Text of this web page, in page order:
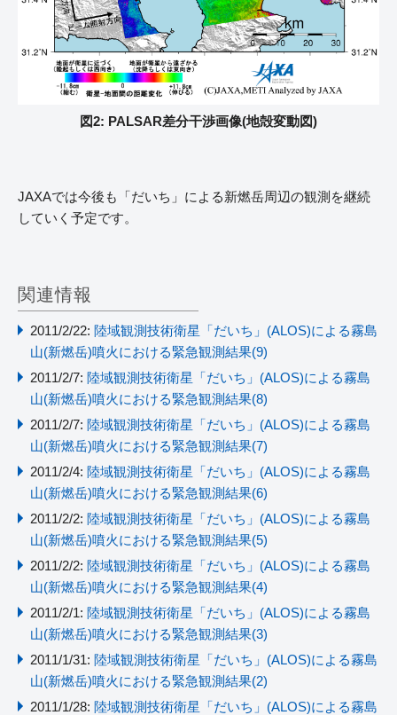
図2: PALSAR差分干渉画像(地殻変動図)
JAXAでは今後も「だいち」による新燃岳周辺の観測を継続
していく予定です。
関連情報
2011/2/22: 陸域観測技術衛星「だいち」(ALOS)による霧島
山(新燃岳)噴火における緊急観測結果(9)
2011/2/7: 陸域観測技術衛星「だいち」(ALOS)による霧島
山(新燃岳)噴火における緊急観測結果(8)
2011/2/7: 陸域観測技術衛星「だいち」(ALOS)による霧島
山(新燃岳)噴火における緊急観測結果(7)
2011/2/4: 陸域観測技術衛星「だいち」(ALOS)による霧島
山(新燃岳)噴火における緊急観測結果(6)
2011/2/2: 陸域観測技術衛星「だいち」(ALOS)による霧島
山(新燃岳)噴火における緊急観測結果(5)
2011/2/2: 陸域観測技術衛星「だいち」(ALOS)による霧島
山(新燃岳)噴火における緊急観測結果(4)
2011/2/1: 陸域観測技術衛星「だいち」(ALOS)による霧島
山(新燃岳)噴火における緊急観測結果(3)
2011/1/31: 陸域観測技術衛星「だいち」(ALOS)による霧島
山(新燃岳)噴火における緊急観測結果(2)
2011/1/28: 陸域観測技術衛星「だいち」(ALOS)による霧島